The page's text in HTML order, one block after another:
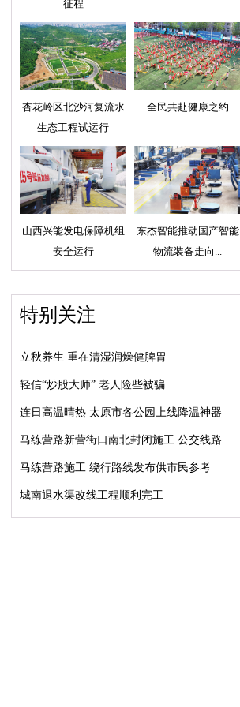
征程
杏花岭区北沙河复流水
生态工程试运行
全民共赴健康之约
山西兴能发电保障机组
安全运行
东杰智能推动国产智能
物流装备走向...
特别关注
立秋养生 重在清湿润燥健脾胃
轻信“炒股大师” 老人险些被骗
连日高温晴热 太原市各公园上线降温神器
马练营路新营街口南北封闭施工 公交线路...
马练营路施工 绕行路线发布供市民参考
城南退水渠改线工程顺利完工